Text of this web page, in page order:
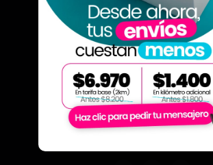
Blog
Contacto
Atención y PQRS
Preguntas Frecuentes